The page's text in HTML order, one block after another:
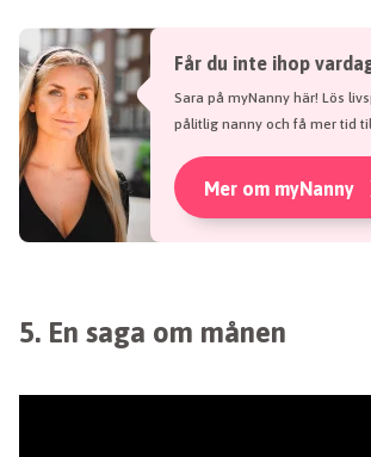
Får du inte ihop
Sara på myNanny här! Lös
pålitlig nanny och få mer tid
Mer om myNanny
5. En saga om månen